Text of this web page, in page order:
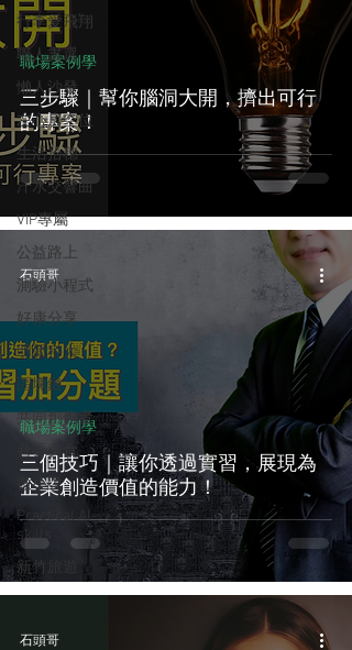
行李愛飛翔
職人書選
懶人沙發
左心房空位
生活拾穗
汗水交響曲
VIP專屬
公益路上
測驗小程式
好康分享
明新科大
區塊鏈
共同創作者
巷弄美食
微小說
Practical AI
skills
新竹旅遊
三步驟｜幫你腦洞大開，擠出可行
的專案！
職場案例學
三個技巧｜讓你透過實習，展現為
企業創造價值的能力！
職場案例學
石頭哥
石頭哥